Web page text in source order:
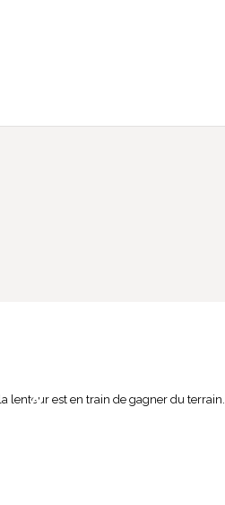
lenteur est en train de gagner du terrain.